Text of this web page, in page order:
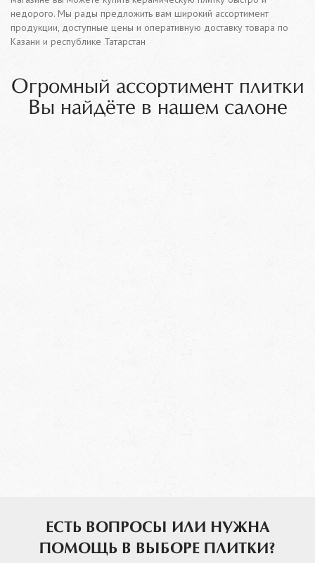
недорого. Мы рады предложить вам широкий ассортимент
продукции, доступные цены и оперативную доставку товара по
Казани и республике Татарстан
Огромный ассортимент плитки
Вы найдёте в нашем салоне
ЕСТЬ ВОПРОСЫ ИЛИ НУЖНА
ПОМОЩЬ В ВЫБОРЕ ПЛИТКИ?